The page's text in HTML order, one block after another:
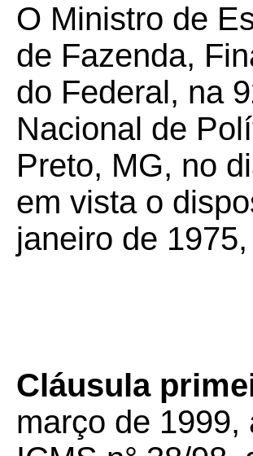
O Ministro de
de Fazenda,
do Federal, na
Nacional de
Preto, MG, no
em vista o
janeiro de
Cláusula
março de